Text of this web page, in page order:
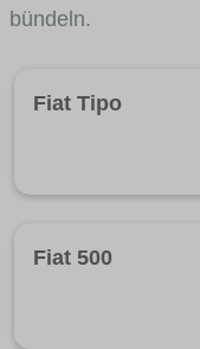
bündeln.
Fiat Tipo
Fiat 500